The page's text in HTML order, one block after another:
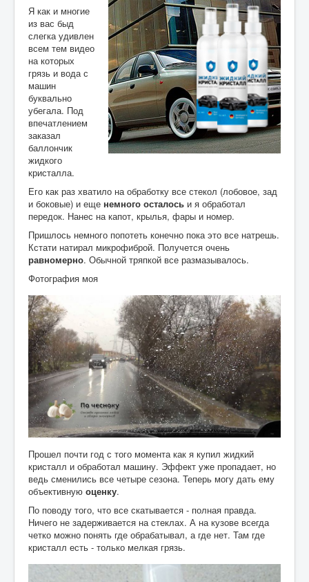
:
1
Я как и многие
из вас быд
слегка удивлен
всем тем видео
на которых
грязь и вода с
машин
буквально
убегала. Под
впечатлением
заказал
баллончик
жидкого
кристалла.
Его как раз хватило на обработку все стекол (лобовое, зад
и боковые) и еще немного осталось и я обработал
передок. Нанес на капот, крылья, фары и номер.
Пришлось немного попотеть конечно пока это все натрешь.
Кстати натирал микрофиброй. Получется очень
равномерно. Обычной тряпкой все размазывалось.
Фотография моя
Прошел почти год с того момента как я купил жидкий
кристалл и обработал машину. Эффект уже пропадает, но
ведь сменились все четыре сезона. Теперь могу дать ему
объективную оценку.
По поводу того, что все скатывается - полная правда.
Ничего не задерживается на стеклах. А на кузове всегда
четко можно понять где обрабатывал, а где нет. Там где
кристалл есть - только мелкая грязь.